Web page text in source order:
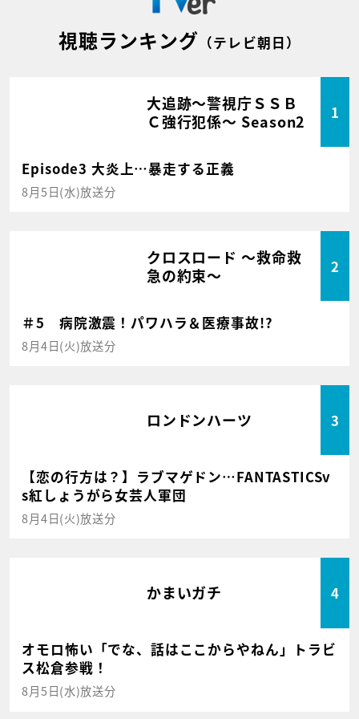
視聴ランキング （テレビ朝日）
大追跡～警視庁ＳＳＢ
Ｃ強行犯係～ Season2
1
Episode3 大炎上…暴走する正義
8月5日(水)放送分
クロスロード ～救命救
急の約束～
2
＃5 病院激震！パワハラ＆医療事故!?
8月4日(火)放送分
ロンドンハーツ 3
【恋の行方は？】ラブマゲドン…FANTASTICSv
s紅しょうがら女芸人軍団
8月4日(火)放送分
かまいガチ 4
オモロ怖い「でな、話はここからやねん」トラビ
ス松倉参戦！
8月5日(水)放送分